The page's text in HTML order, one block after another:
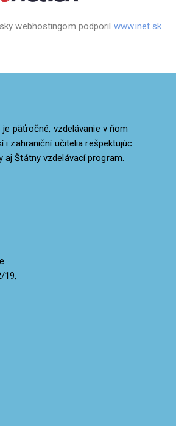
webhostingom podporil www.inet.sk
päťročné, vzdelávanie v ňom
i zahraniční učitelia rešpektujúc
aj Štátny vzdelávací program.
19,